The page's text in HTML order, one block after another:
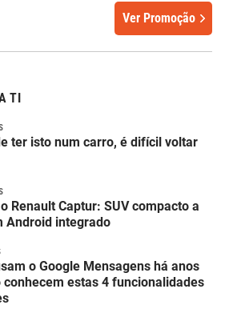
Ver Promoção
TI
ter isto num carro, é difícil voltar
Renault Captur: SUV compacto a
Android integrado
o Google Mensagens há anos
conhecem estas 4 funcionalidades